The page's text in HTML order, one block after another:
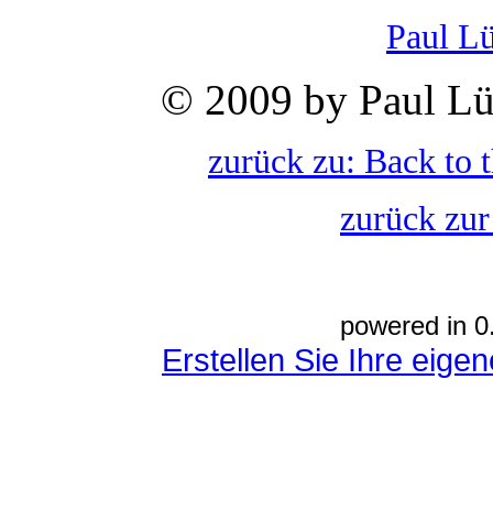
Paul
© 2009 by Paul
zurück zu: Back to
zurück
powered in
Erstellen Sie Ihre